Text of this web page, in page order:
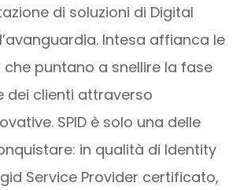
di soluzioni di Digital
Intesa affianca le
che puntano a snellire la fase
dei clienti attraverso
SPID è solo una delle
in qualità di Identity
Service Provider certificato,